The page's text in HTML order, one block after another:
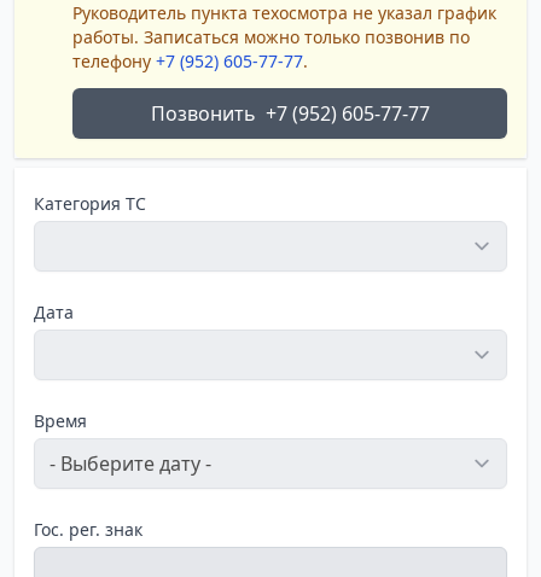
Руководитель пункта техосмотра не указал график
работы. Записаться можно только позвонив по
телефону +7 (952) 605-77-77.
Позвонить +7 (952) 605-77-77
Категория ТС
Дата
Время
Гос. рег. знак